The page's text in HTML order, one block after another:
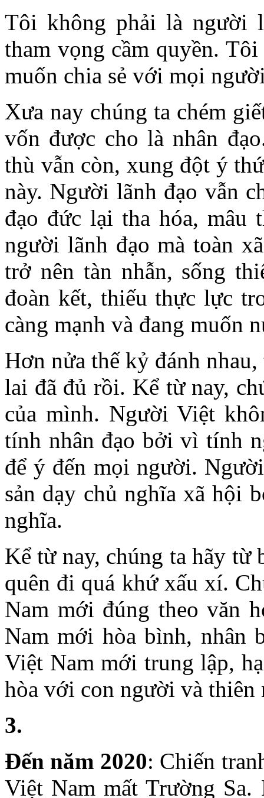
Tôi không phải là người
tham vọng cầm quyền.
muốn chia sẻ với mọi
Xưa nay chúng ta chém
vốn được cho là nhân
thù vẫn còn, xung đột ý
này. Người lãnh đạo vẫn
đạo đức lại tha hóa,
người lãnh đạo mà toàn
trở nên tàn nhẫn, sống
đoàn kết, thiếu thực lực
càng mạnh và đang muốn
Hơn nửa thế kỷ đánh
lai đã đủ rồi. Kể từ nay,
của mình. Người Việt
tính nhân đạo bởi vì tính
để ý đến mọi người.
sản dạy chủ nghĩa xã hội
nghĩa.
Kể từ nay, chúng ta hãy từ
quên đi quá khứ xấu xí.
Nam mới đúng theo văn
Nam mới hòa bình, nhân
Việt Nam mới trung lập,
hòa với con người và thiên
3.
Đến năm 2020: Chiến
Việt Nam mất Trường